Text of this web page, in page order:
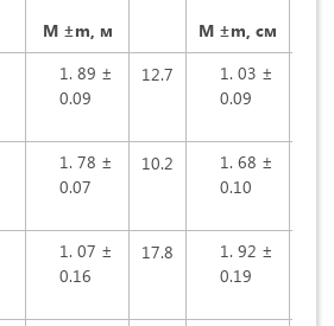
М ±m, м М ±m , cм
89 ±
0.09
12.7
03 ±
0.09
78 ±
0.07
10.2
68 ±
0.10
07 ±
0.16
17.8
92 ±
0.19